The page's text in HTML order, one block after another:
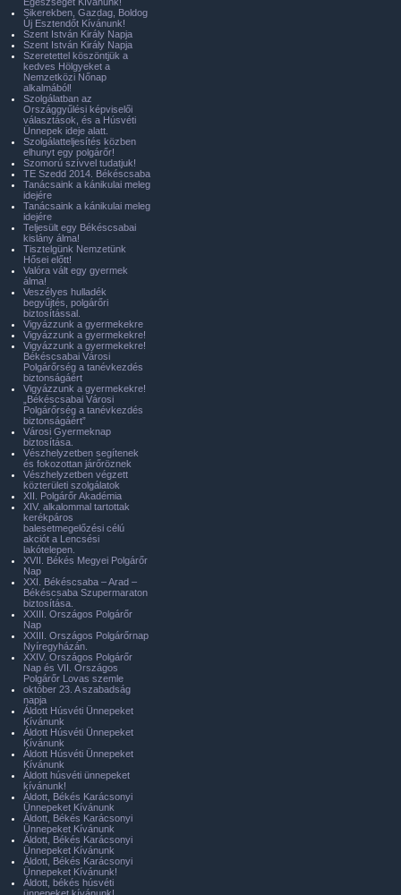
Sikerekben, Gazdag, Boldog
Új Esztendőt Kívánunk!
Szent István Király Napja
Szent István Király Napja
Szeretettel köszöntjük a
kedves Hölgyeket a
Nemzetközi Nőnap
alkalmából!
Szolgálatban az
Országgyűlési képviselői
választások, és a Húsvéti
Ünnepek ideje alatt.
Szolgálatteljesítés közben
elhunyt egy polgárőr!
Szomorú szívvel tudatjuk!
TE Szedd 2014. Békéscsaba
Tanácsaink a kánikulai meleg
idejére
Tanácsaink a kánikulai meleg
idejére
Teljesült egy Békéscsabai
kislány álma!
Tisztelgünk Nemzetünk
Hősei előtt!
Valóra vált egy gyermek
álma!
Veszélyes hulladék
begyűjtés, polgárőri
biztosítással.
Vigyázzunk a gyermekekre
Vigyázzunk a gyermekekre!
Vigyázzunk a gyermekekre!
Békéscsabai Városi
Polgárőrség a tanévkezdés
biztonságáért
Vigyázzunk a gyermekekre!
„Békéscsabai Városi
Polgárőrség a tanévkezdés
biztonságáért”
Városi Gyermeknap
biztosítása.
Vészhelyzetben segítenek
és fokozottan járőröznek
Vészhelyzetben végzett
közterületi szolgálatok
XII. Polgárőr Akadémia
XIV. alkalommal tartottak
kerékpáros
balesetmegelőzési célú
akciót a Lencsési
lakótelepen.
XVII. Békés Megyei Polgárőr
Nap
XXI. Békéscsaba – Arad –
Békéscsaba Szupermaraton
biztosítása.
XXIII. Országos Polgárőr
Nap
XXIII. Országos Polgárőrnap
Nyíregyházán.
XXIV. Országos Polgárőr
Nap és VII. Országos
Polgárőr Lovas szemle
október 23. A szabadság
napja
Áldott Húsvéti Ünnepeket
Kívánunk
Áldott Húsvéti Ünnepeket
Kívánunk
Áldott Húsvéti Ünnepeket
Kívánunk
Áldott húsvéti ünnepeket
kívánunk!
Áldott, Békés Karácsonyi
Ünnepeket Kívánunk
Áldott, Békés Karácsonyi
Ünnepeket Kívánunk
Áldott, Békés Karácsonyi
Ünnepeket Kívánunk
Áldott, Békés Karácsonyi
Ünnepeket Kívánunk!
Áldott, békés húsvéti